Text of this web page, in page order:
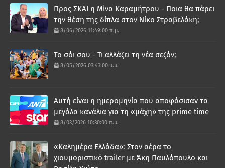
Προς ΣΚΑΪ η Μίνα Καραμήτρου - Ποια θα πάρει
την θέση της δίπλα στον Νίκο Στραβελάκη;
8/06/2026 11:49:00 π.μ.
Το σόι σου - Τι αλλάζει τη νέα σεζόν;
8/05/2026 03:43:00 μ.μ.
Αυτή είναι η ημερομηνία που αποφάσισαν τα
μεγάλα κανάλια για τη «μάχη» της prime time
8/03/2026 10:30:00 π.μ.
«Καλημέρα Ελλάδα»: Στον αέρα το
χιουμοριστικό trailer με Άκη Παυλόπουλο και